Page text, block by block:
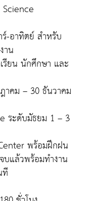
ร์-อาทิตย์ สำหรับ
าน
รียน นักศึกษา และ
คม – 30 ธันวาคม
ระดับมัธยม 1 – 3
พร้อมฝึกฝน
แล้วพร้อมทำงาน